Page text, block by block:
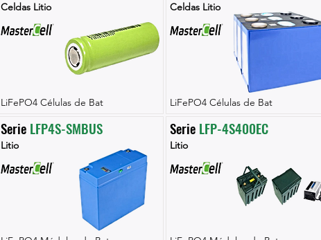
Celdas Litio
LiFePO4 Células de Bat
Serie LFP4S-SMBUS
Litio
Celdas Litio
LiFePO4 Células de Bat
Serie LFP-4S400EC
Litio